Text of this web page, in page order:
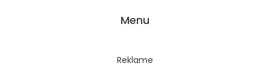
Menu
Reklame